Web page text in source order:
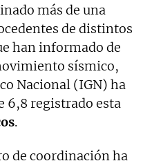
más de una
de distintos
han informado de
sísmico,
Nacional (IGN) ha
6,8 registrado esta
.
de coordinación ha